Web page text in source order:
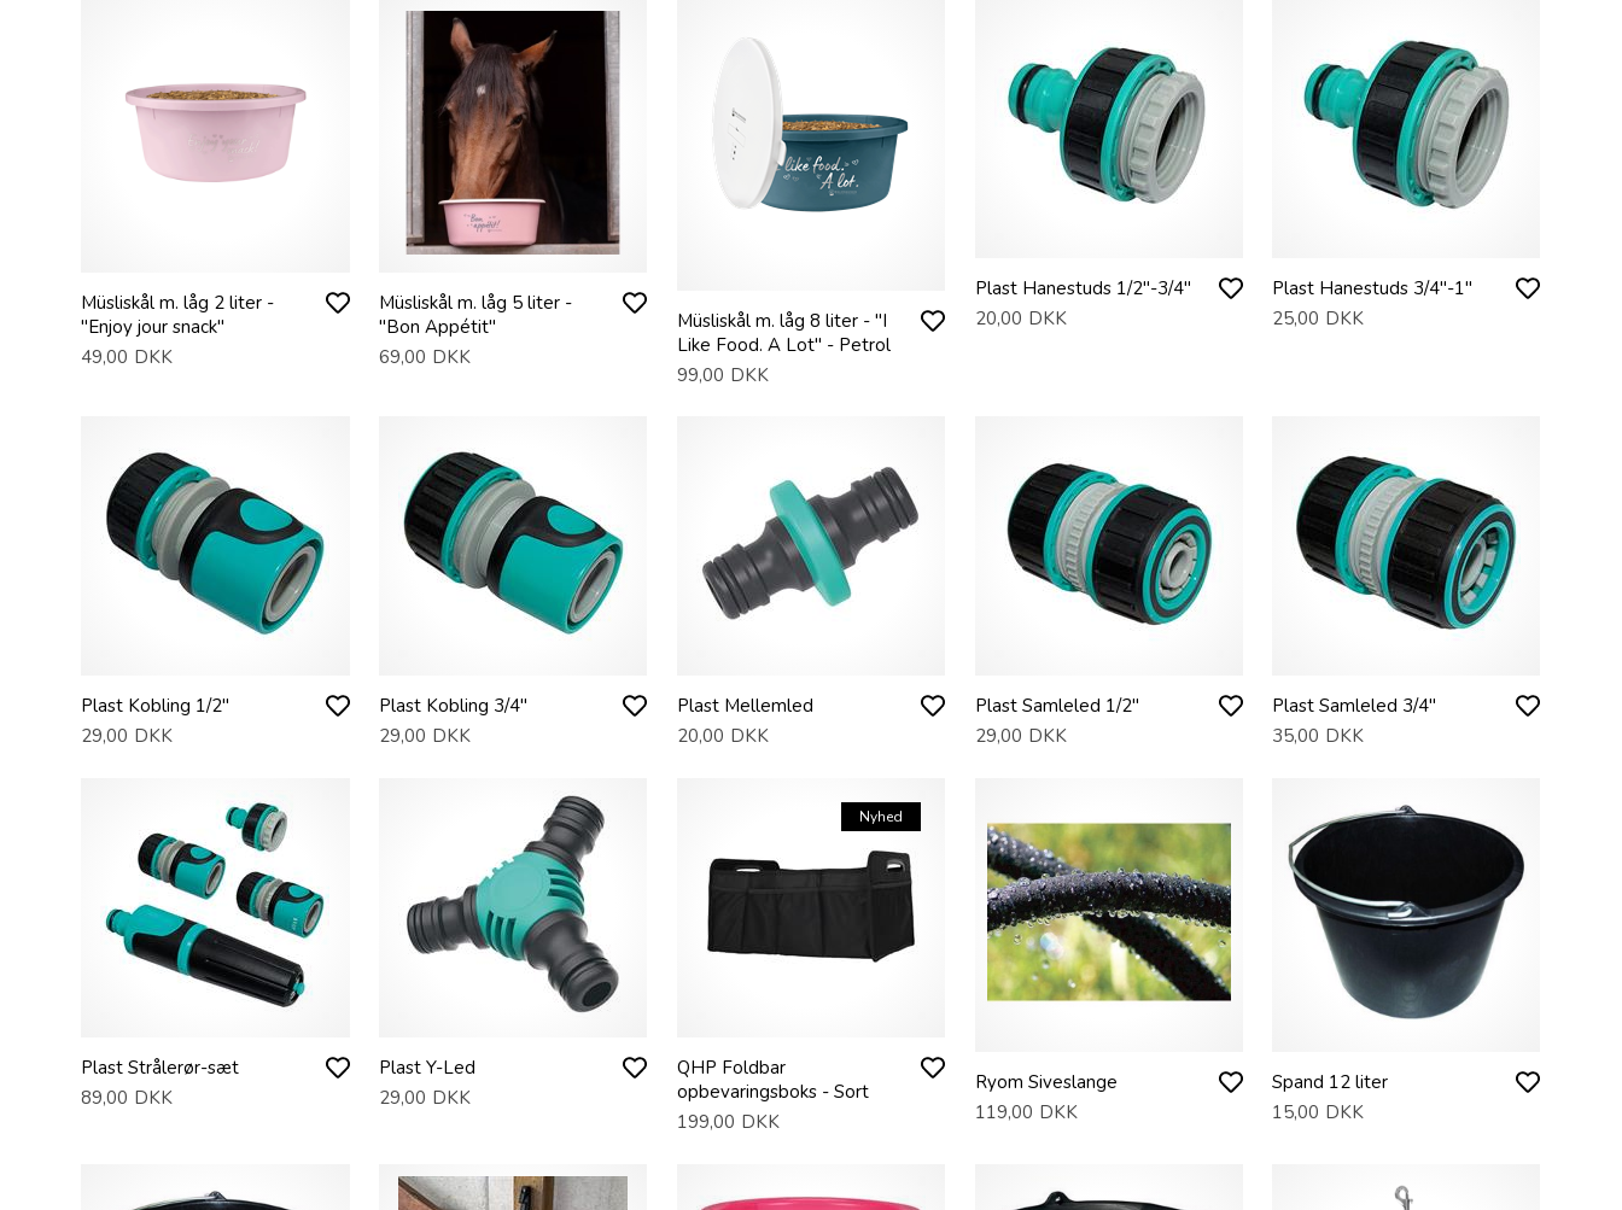
Müsliskål m. låg 2 liter -
"Enjoy jour snack"
49,00 DKK
Müsliskål m. låg 5 liter -
"Bon Appétit"
69,00 DKK
Müsliskål m. låg 8 liter - "I
Like Food. A Lot" - Petrol
99,00 DKK
Plast Hanestuds 1/2"-3/4"
20,00 DKK
Plast Hanestuds 3/4"-1"
25,00 DKK
Plast Kobling 1/2"
29,00 DKK
Plast Kobling 3/4"
29,00 DKK
Plast Mellemled
20,00 DKK
Plast Samleled 1/2"
29,00 DKK
Plast Samleled 3/4"
35,00 DKK
Plast Strålerør-sæt
89,00 DKK
Plast Y-Led
29,00 DKK
Nyhed
QHP Foldbar
opbevaringsboks - Sort
199,00 DKK
Ryom Siveslange
119,00 DKK
Spand 12 liter
15,00 DKK